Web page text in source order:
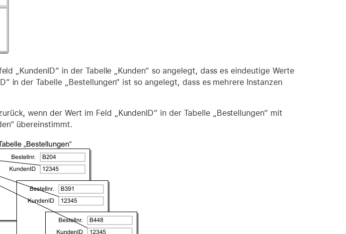
„KundenID“ in der Tabelle „Kunden“ so angelegt, dass es eindeutige Werte
in der Tabelle „Bestellungen“ ist so angelegt, dass es mehrere Instanzen
wenn der Wert im Feld „KundenID“ in der Tabelle „Bestellungen“ mit
übereinstimmt.